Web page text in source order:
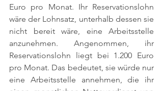
Euro pro Monat. Ihr Reservationslohn
wäre der Lohnsatz, unterhalb dessen sie
nicht bereit wäre, eine Arbeitsstelle
anzunehmen. Angenommen, ihr
Reservationslohn liegt bei 1.200 Euro
pro Monat. Das bedeutet, sie würde nur
eine Arbeitsstelle annehmen, die ihr